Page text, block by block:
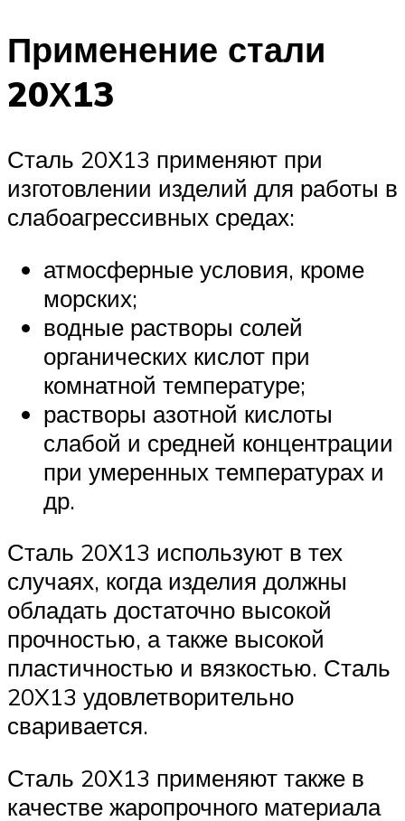
Применение стали
20Х13
Сталь 20Х13 применяют при
изготовлении изделий для работы в
слабоагрессивных средах:
атмосферные условия, кроме
морских;
водные растворы солей
органических кислот при
комнатной температуре;
растворы азотной кислоты
слабой и средней концентрации
при умеренных температурах и
др.
Сталь 20Х13 используют в тех
случаях, когда изделия должны
обладать достаточно высокой
прочностью, а также высокой
пластичностью и вязкостью. Сталь
20X13 удовлетворительно
сваривается.
Сталь 20Х13 применяют также в
качестве жаропрочного материала